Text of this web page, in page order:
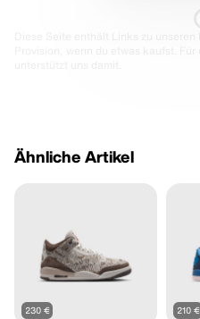
Ähnliche Artikel
230 € 210 €